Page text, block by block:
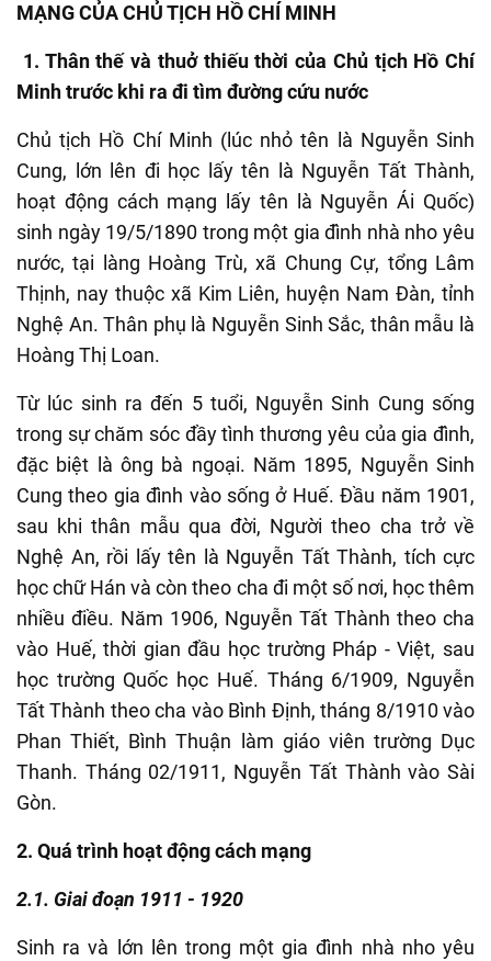
MẠNG CỦA CHỦ TỊCH HỒ CHÍ MINH
1. Thân thế và thuở thiếu thời của Chủ tịch Hồ Chí
Minh trước khi ra đi tìm đường cứu nước
Chủ tịch Hồ Chí Minh (lúc nhỏ tên là Nguyễn Sinh
Cung, lớn lên đi học lấy tên là Nguyễn Tất Thành,
hoạt động cách mạng lấy tên là Nguyễn Ái Quốc)
sinh ngày 19/5/1890 trong một gia đình nhà nho yêu
nước, tại làng Hoàng Trù, xã Chung Cự, tổng Lâm
Thịnh, nay thuộc xã Kim Liên, huyện Nam Đàn, tỉnh
Nghệ An. Thân phụ là Nguyễn Sinh Sắc, thân mẫu là
Hoàng Thị Loan.
Từ lúc sinh ra đến 5 tuổi, Nguyễn Sinh Cung sống
trong sự chăm sóc đầy tình thương yêu của gia đình,
đặc biệt là ông bà ngoại. Năm 1895, Nguyễn Sinh
Cung theo gia đình vào sống ở Huế. Đầu năm 1901,
sau khi thân mẫu qua đời, Ngườitheo cha trở về
Nghệ An, rồi lấy tên là Nguyễn Tất Thành, tích cực
học chữ Hán và còn theo cha đi một số nơi, học thêm
nhiều điều. Năm 1906, Nguyễn Tất Thành theo cha
vào Huế,thời gian đầu học trường Pháp - Việt, sau
học trường Quốc học Huế. Tháng 6/1909, Nguyễn
Tất Thành theo cha vào Bình Định, tháng 8/1910 vào
Phan Thiết, Bình Thuận làm giáo viên trường Dục
Thanh. Tháng 02/1911, Nguyễn Tất Thành vào Sài
Gòn.
2. Quá trình hoạt động cách mạng
2.1. Giai đoạn 1911 - 1920
Sinh ra và lớn lên trong một gia đình nhà nho yêu